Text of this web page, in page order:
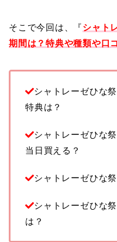
そこで今回は、『シャト
期間は？特典や種類や口
シャトレーゼひな
特典は？
シャトレーゼひな
当日買える？
シャトレーゼひな
シャトレーゼひな
は？